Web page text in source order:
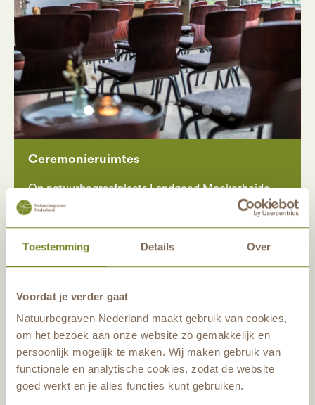
Toestemming Details Over
Voordat je verder gaat
Natuurbegraven Nederland maakt gebruik van cookies,
om het bezoek aan onze website zo gemakkelijk en
persoonlijk mogelijk te maken. Wij maken gebruik van
functionele en analytische cookies, zodat de website
goed werkt en je alles functies kunt gebruiken.
Ceremonieruimtes
Op natuurbegraafplaats Landgoed Mookerheide
streven we naar een persoonlijk afscheid voor
iedereen, waarbij alle vragen bespreekbaar zijn.
de ceremonieruimte ’t Buitenhuys. Veel
authentieke elementen van de voormalige school
die gebouwd is in 1955 zijn nog zichtbaar. De
natuurlijke kleuren en materialen geven de ruimte
een rustige sfeer. Er zijn 100 zitplaatsen. Indien
gewenst kan de ruimte kleiner gemaakt worden.